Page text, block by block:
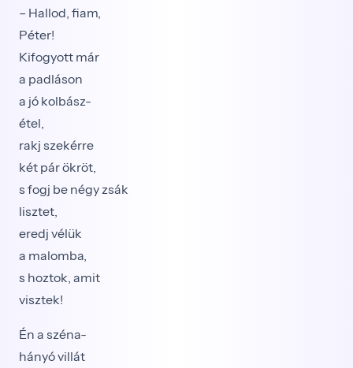
– Hallod, fiam,
Péter!
Kifogyott már
a padláson
a jó kolbász-
étel,
rakj szekérre
két pár ökröt,
s fogj be négy zsák
lisztet,
eredj vélük
a malomba,
s hoztok, amit
visztek!
Én a széna-
hányó villát